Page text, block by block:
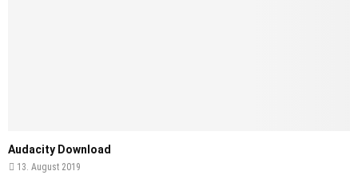
Audacity Download
13. August 2019